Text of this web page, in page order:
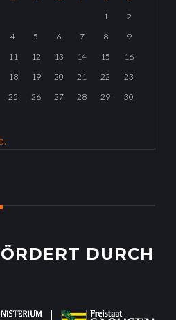
1
2
4 5 6 7 8
9
11 12 13 14 15
16
18 19 20 21 22
23
25 26 27 28 29
30
DURCH